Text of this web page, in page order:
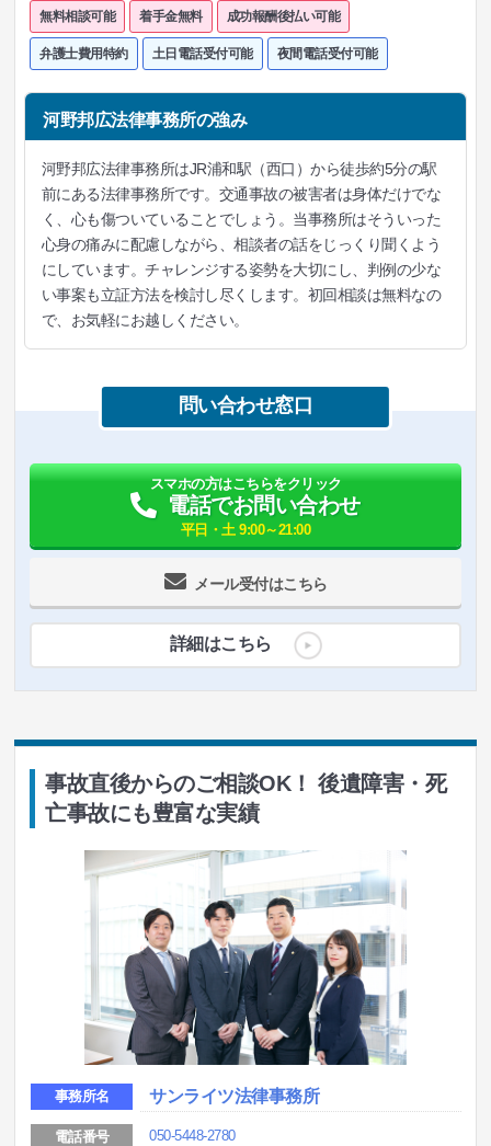
無料相談可能 着手金無料 成功報酬後払い可能
弁護士費用特約 土日電話受付可能 夜間電話受付可能
河野邦広法律事務所の強み
河野邦広法律事務所はJR浦和駅（西口）から徒歩約5分の駅
前にある法律事務所です。交通事故の被害者は身体だけでな
く、心も傷ついていることでしょう。当事務所はそういった
心身の痛みに配慮しながら、相談者の話をじっくり聞くよう
にしています。チャレンジする姿勢を大切にし、判例の少な
い事案も立証方法を検討し尽くします。初回相談は無料なの
で、お気軽にお越しください。
問い合わせ窓口
メール受付はこちら
スマホの方はこちらをクリック
電話でお問い合わせ
平日・土 9:00～21:00
詳細はこちら
事故直後からのご相談OK！ 後遺障害・死
亡事故にも豊富な実績
事務所名 サンライツ法律事務所
電話番号 050-5448-2780